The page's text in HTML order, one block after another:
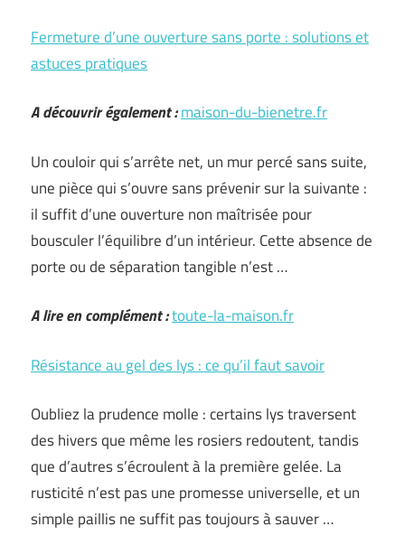
Fermeture d’une ouverture sans porte : solutions et
astuces pratiques
A découvrir également :maison-du-bienetre.fr
Un couloir qui s’arrête net, un mur percé sans suite,
une pièce qui s’ouvre sans prévenir sur la suivante :
il suffit d’une ouverture non maîtrisée pour
bousculer l’équilibre d’un intérieur. Cette absence de
porte ou de séparation tangible n’est …
A lire en complément :toute-la-maison.fr
Résistance au gel des lys : ce qu’il faut savoir
Oubliez la prudence molle : certains lys traversent
des hivers que même les rosiers redoutent, tandis
que d’autres s’écroulent à la première gelée. La
rusticité n’est pas une promesse universelle, et un
simple paillis ne suffit pas toujours à sauver …